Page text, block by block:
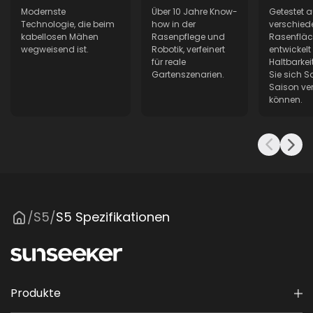
20 cm
Battery Capacity
5 Ah
Charger
60 dB (A)
Y
Modernste
Technologie, die beim
kabellosen Mähen
wegweisend ist.
Über 10 Jahre Know-
how in der
Rasenpflege und
Robotik, verfeinert
für reale
Gartenszenarien.
Getestet
entwickelt
Sie sich
Saison
können.
/S5/S5 Spezifikationen
Produkte